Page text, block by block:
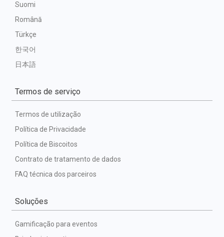
Suomi
Română
Türkçe
한국어
日本語
Termos de serviço
Termos de utilização
Política de Privacidade
Política de Biscoitos
Contrato de tratamento de dados
FAQ técnica dos parceiros
Soluções
Gamificação para eventos